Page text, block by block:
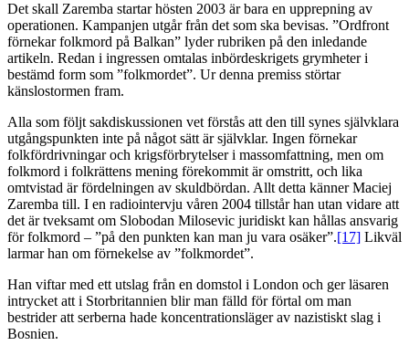
Det skall Zaremba startar hösten 2003 är bara en upprepning av
operationen. Kampanjen utgår från det som ska bevisas. ”Ordfront
förnekar folkmord på Balkan” lyder rubriken på den inledande
artikeln. Redan i ingressen omtalas inbördeskrigets grymheter i
bestämd form som ”folkmordet”. Ur denna premiss störtar
känslostormen fram.
Alla som följt sakdiskussionen vet förstås att den till synes självklara
utgångspunkten inte på något sätt är självklar. Ingen förnekar
folkfördrivningar och krigsförbrytelser i massomfattning, men om
folkmord i folkrättens mening förekommit är omstritt, och lika
omtvistad är fördelningen av skuldbördan. Allt detta känner Maciej
Zaremba till. I en radiointervju våren 2004 tillstår han utan vidare att
det är tveksamt om Slobodan Milosevic juridiskt kan hållas ansvarig
för folkmord – ”på den punkten kan man ju vara osäker”.[17] Likväl
larmar han om förnekelse av ”folkmordet”.
Han viftar med ett utslag från en domstol i London och ger läsaren
intrycket att i Storbritannien blir man fälld för förtal om man
bestrider att serberna hade koncentrationsläger av nazistiskt slag i
Bosnien.